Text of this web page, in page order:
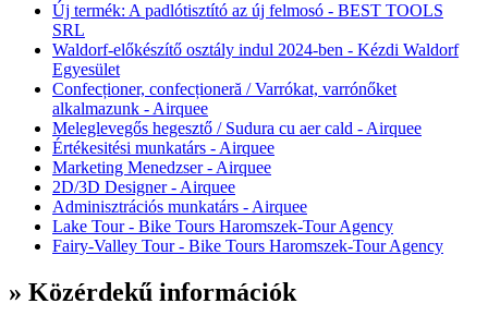
Új termék: A padlótisztító az új felmosó - BEST TOOLS
SRL
Waldorf-előkészítő osztály indul 2024-ben - Kézdi Waldorf
Egyesület
Confecționer, confecționeră / Varrókat, varrónőket
alkalmazunk - Airquee
Meleglevegős hegesztő / Sudura cu aer cald - Airquee
Értékesitési munkatárs - Airquee
Marketing Menedzser - Airquee
2D/3D Designer - Airquee
Adminisztrációs munkatárs - Airquee
Lake Tour - Bike Tours Haromszek-Tour Agency
Fairy-Valley Tour - Bike Tours Haromszek-Tour Agency
» Közérdekű információk